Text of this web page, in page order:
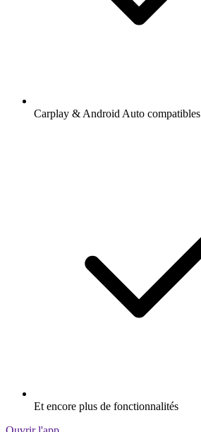
Carplay & Android Auto compatibles
Et encore plus de fonctionnalités